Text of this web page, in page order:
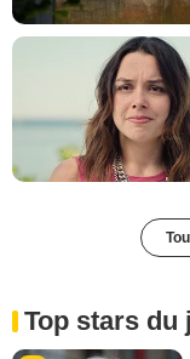
Top stars du